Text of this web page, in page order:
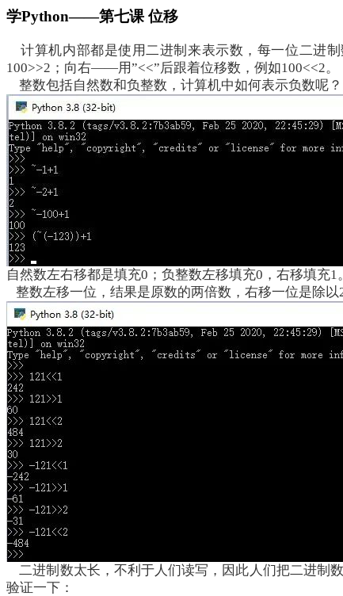
学Python——第七课 位移
计算机内部都是使用二进制来表示数，每一位二进
100>>2；向右——用”<<”后跟着位移数，例如100<<2。
整数包括自然数和负整数，计算机中如何表示负数呢
自然数左右移都是填充0；负整数左移填充0，右移填充1。
整数左移一位，结果是原数的两倍数，右移一位是除以
二进制数太长，不利于人们读写，因此人们把二进制
验证一下：